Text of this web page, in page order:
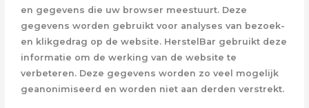
en gegevens die uw browser meestuurt. Deze
gegevens worden gebruikt voor analyses van bezoek-
en klikgedrag op de website. HerstelBar gebruikt deze
informatie om de werking van de website te
verbeteren. Deze gegevens worden zo veel mogelijk
geanonimiseerd en worden niet aan derden verstrekt.